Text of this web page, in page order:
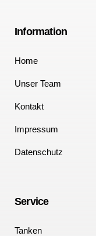
Information
Home
Unser Team
Kontakt
Impressum
Datenschutz
Service
Tanken